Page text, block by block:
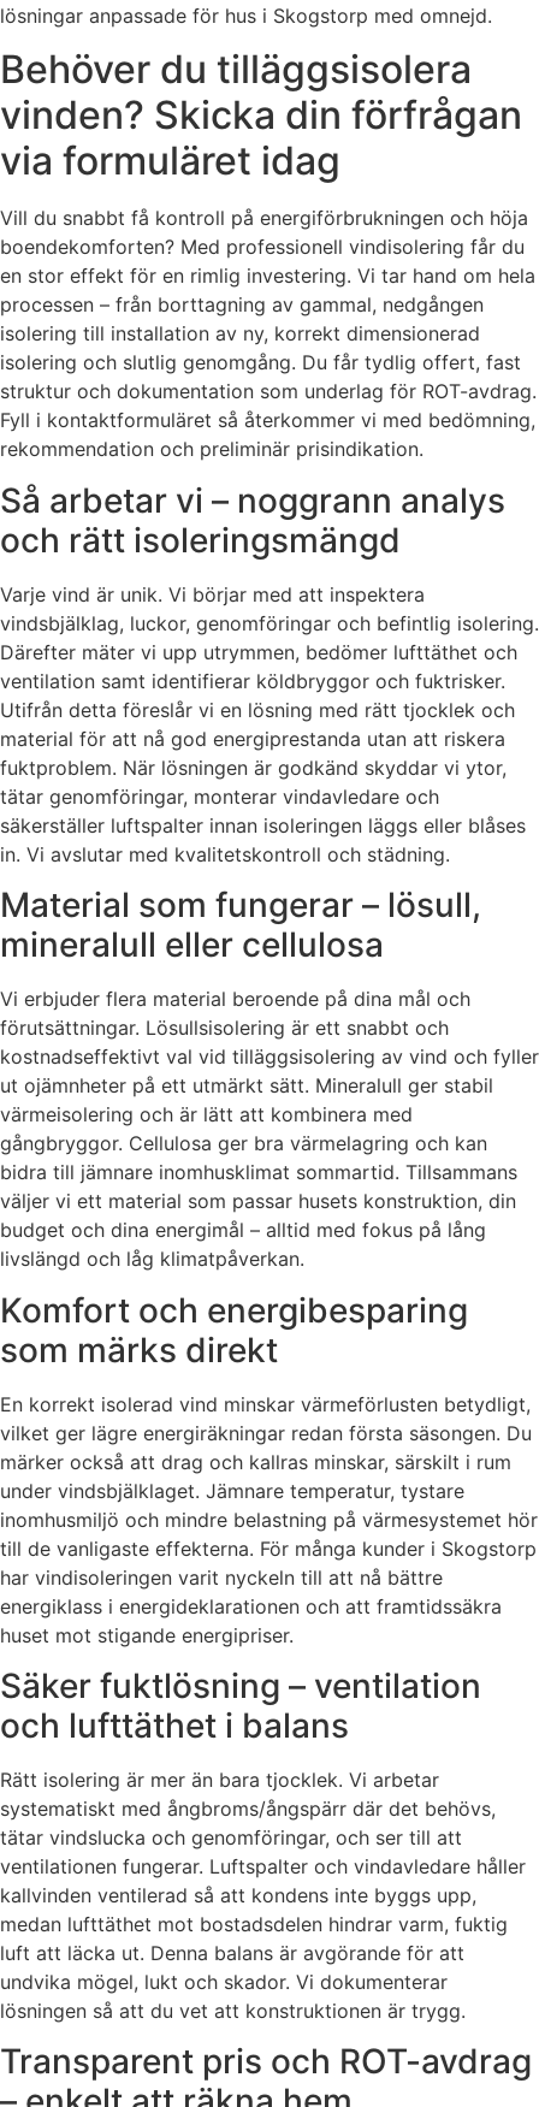
lösningar anpassade för hus i Skogstorp med omnejd.
Behöver du tilläggsisolera
vinden? Skicka din förfrågan
via formuläret idag
Vill du snabbt få kontroll på energiförbrukningen och höja
boendekomforten? Med professionell vindisolering får du
en stor effekt för en rimlig investering. Vi tar hand om hela
processen – från borttagning av gammal, nedgången
isolering till installation av ny, korrekt dimensionerad
isolering och slutlig genomgång. Du får tydlig offert, fast
struktur och dokumentation som underlag för ROT-avdrag.
Fyll i kontaktformuläret så återkommer vi med bedömning,
rekommendation och preliminär prisindikation.
Så arbetar vi – noggrann analys
och rätt isoleringsmängd
Varje vind är unik. Vi börjar med att inspektera
vindsbjälklag, luckor, genomföringar och befintlig isolering.
Därefter mäter vi upp utrymmen, bedömer lufttäthet och
ventilation samt identifierar köldbryggor och fuktrisker.
Utifrån detta föreslår vi en lösning med rätt tjocklek och
material för att nå god energiprestanda utan att riskera
fuktproblem. När lösningen är godkänd skyddar vi ytor,
tätar genomföringar, monterar vindavledare och
säkerställer luftspalter innan isoleringen läggs eller blåses
in. Vi avslutar med kvalitetskontroll och städning.
Material som fungerar – lösull,
mineralull eller cellulosa
Vi erbjuder flera material beroende på dina mål och
förutsättningar. Lösullsisolering är ett snabbt och
kostnadseffektivt val vid tilläggsisolering av vind och fyller
ut ojämnheter på ett utmärkt sätt. Mineralull ger stabil
värmeisolering och är lätt att kombinera med
gångbryggor. Cellulosa ger bra värmelagring och kan
bidra till jämnare inomhusklimat sommartid. Tillsammans
väljer vi ett material som passar husets konstruktion, din
budget och dina energimål – alltid med fokus på lång
livslängd och låg klimatpåverkan.
Komfort och energibesparing
som märks direkt
En korrekt isolerad vind minskar värmeförlusten betydligt,
vilket ger lägre energiräkningar redan första säsongen. Du
märker också att drag och kallras minskar, särskilt i rum
under vindsbjälklaget. Jämnare temperatur, tystare
inomhusmiljö och mindre belastning på värmesystemet hör
till de vanligaste effekterna. För många kunder i Skogstorp
har vindisoleringen varit nyckeln till att nå bättre
energiklass i energideklarationen och att framtidssäkra
huset mot stigande energipriser.
Säker fuktlösning – ventilation
och lufttäthet i balans
Rätt isolering är mer än bara tjocklek. Vi arbetar
systematiskt med ångbroms/ångspärr där det behövs,
tätar vindslucka och genomföringar, och ser till att
ventilationen fungerar. Luftspalter och vindavledare håller
kallvinden ventilerad så att kondens inte byggs upp,
medan lufttäthet mot bostadsdelen hindrar varm, fuktig
luft att läcka ut. Denna balans är avgörande för att
undvika mögel, lukt och skador. Vi dokumenterar
lösningen så att du vet att konstruktionen är trygg.
Transparent pris och ROT-avdrag